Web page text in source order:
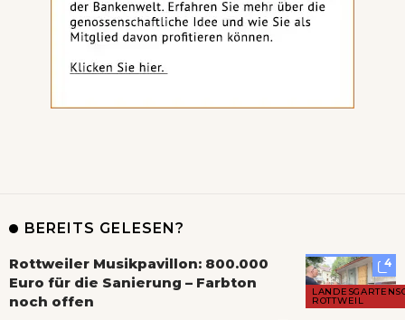
BEREITS GELESEN?
4
ROTTWEIL
Rottweiler Musikpavillon: 800.000
Euro für die Sanierung – Farbton
noch offen